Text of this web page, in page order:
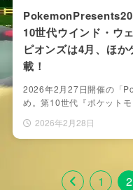
10世代ウインド・ウ
ピオンズは4月、ほ
載！
2026年2月27日開催の「
め。第10世代『ポケット
2026年2月28日
1 2